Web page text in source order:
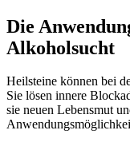
Die
Alkoholsucht
Heilsteine können bei
Sie lösen innere
sie neuen Lebensmut